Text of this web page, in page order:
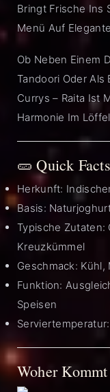
Bringt Frische Ins
Menü Auf
Ob Neben Einem
Tandoori Oder
Currys – Raita Ist
Harmonie Im
🥒 Quick Facts
Herkunft:
Basis:
Typische Zutaten:
Kreuzkümmel
Geschmack: Kühl,
Funktion:
Speisen
Woher